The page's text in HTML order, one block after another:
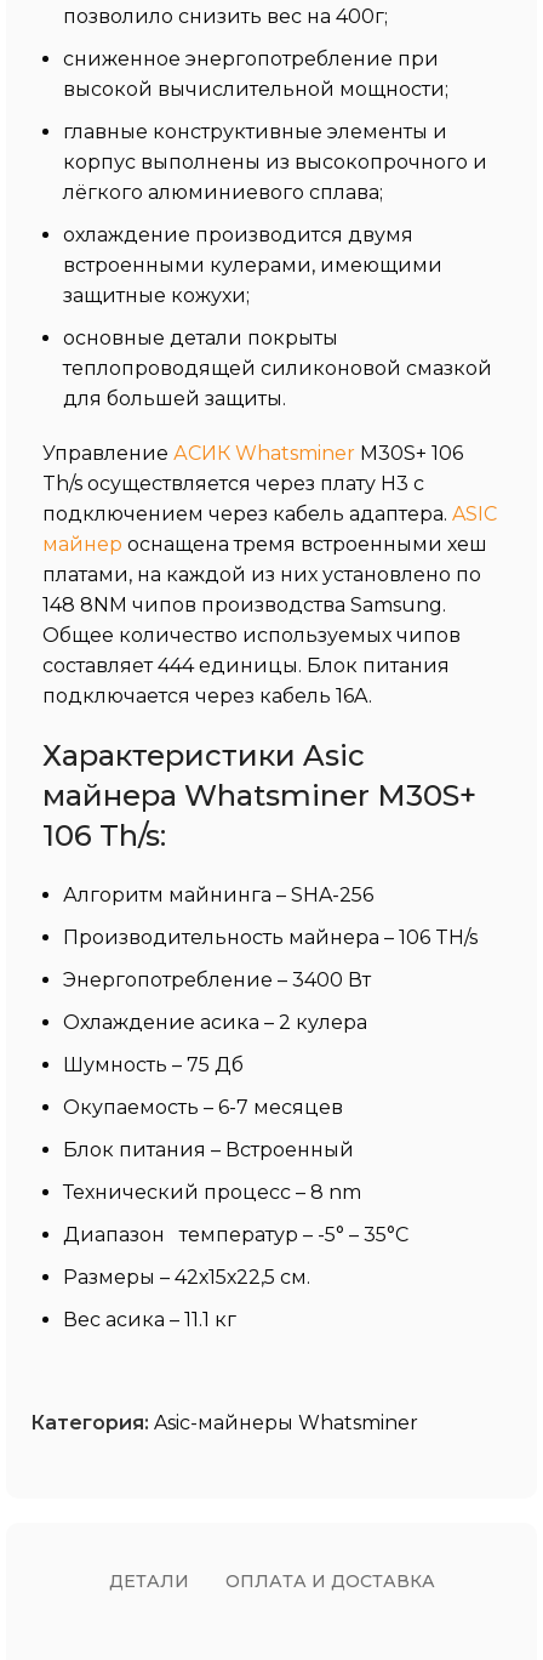
позволило снизить вес на 400г;
сниженное энергопотребление при
высокой вычислительной мощности;
главные конструктивные элементы и
корпус выполнены из высокопрочного и
лёгкого алюминиевого сплава;
охлаждение производится двумя
встроенными кулерами, имеющими
защитные кожухи;
основные детали покрыты
теплопроводящей силиконовой смазкой
для большей защиты.
Управление АСИК Whatsminer M30S+ 106
Th/s осуществляется через плату H3 с
подключением через кабель адаптера. ASIC
майнер оснащена тремя встроенными хеш
платами, на каждой из них установлено по
148 8NM чипов производства Samsung.
Общее количество используемых чипов
составляет 444 единицы. Блок питания
подключается через кабель 16A.
Характеристики Asic
майнера Whatsminer M30S+
106 Th/s:
Алгоритм майнинга – SHA-256
Производительность майнера – 106 TH/s
Энергопотребление – 3400 Вт
Охлаждение асика – 2 кулера
Шумность – 75 Дб
Окупаемость – 6-7 месяцев
Блок питания – Встроенный
Технический процесс – 8 nm
Диапазон температур – -5° – 35°C
Размеры – 42х15х22,5 см.
Вес асика – 11.1 кг
Категория: Asic-майнеры Whatsminer
ДЕТАЛИ ОПЛАТА И ДОСТАВКА